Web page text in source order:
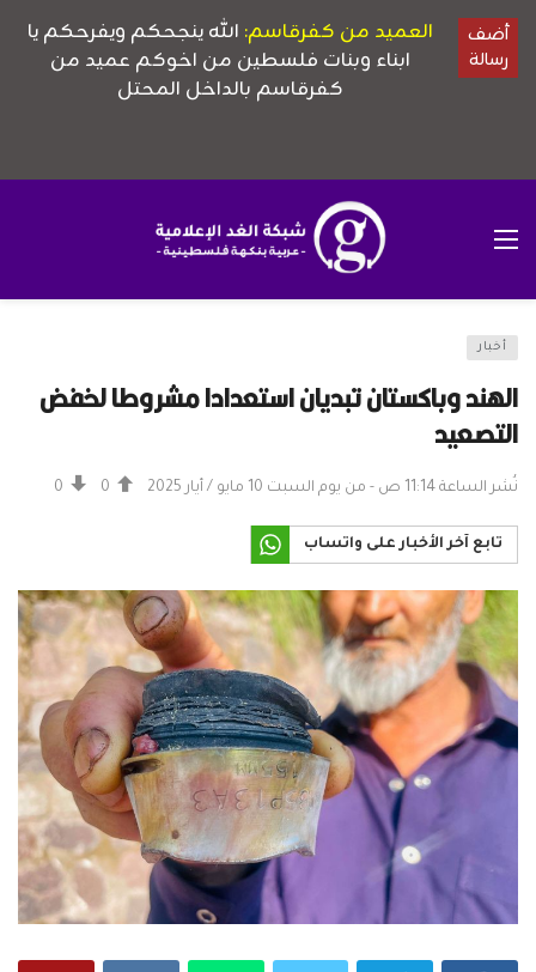
أخبار
الهند وباكستان تبديان استعدادا مشروطا لخفض
التصعيد
نُشر الساعة 11:14 ص - من يوم السبت 10 مايو / أيار 2025 0
0
تابع آخر الأخبار على واتساب